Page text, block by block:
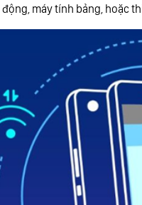
máy tính bảng, hoặc